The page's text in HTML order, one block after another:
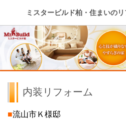
ミスタービルド柏・住まいの
内装リフォーム
■流山市Ｋ様邸